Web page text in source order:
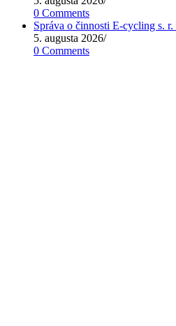
0 Comments
Správa o činnosti E-cycling s. r.
5. augusta 2026/
0 Comments